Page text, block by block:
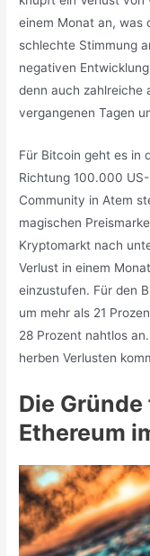
einem Monat an, was
schlechte Stimmung
negativen
denn auch zahlreiche
vergangenen Tagen
Für Bitcoin geht es in
Richtung 100.000
Community in Atem
magischen
Kryptomarkt nach
Verlust in einem
einzustufen. Für den
um mehr als 21
28 Prozent nahtlos
herben Verlusten
Die
Ethereum